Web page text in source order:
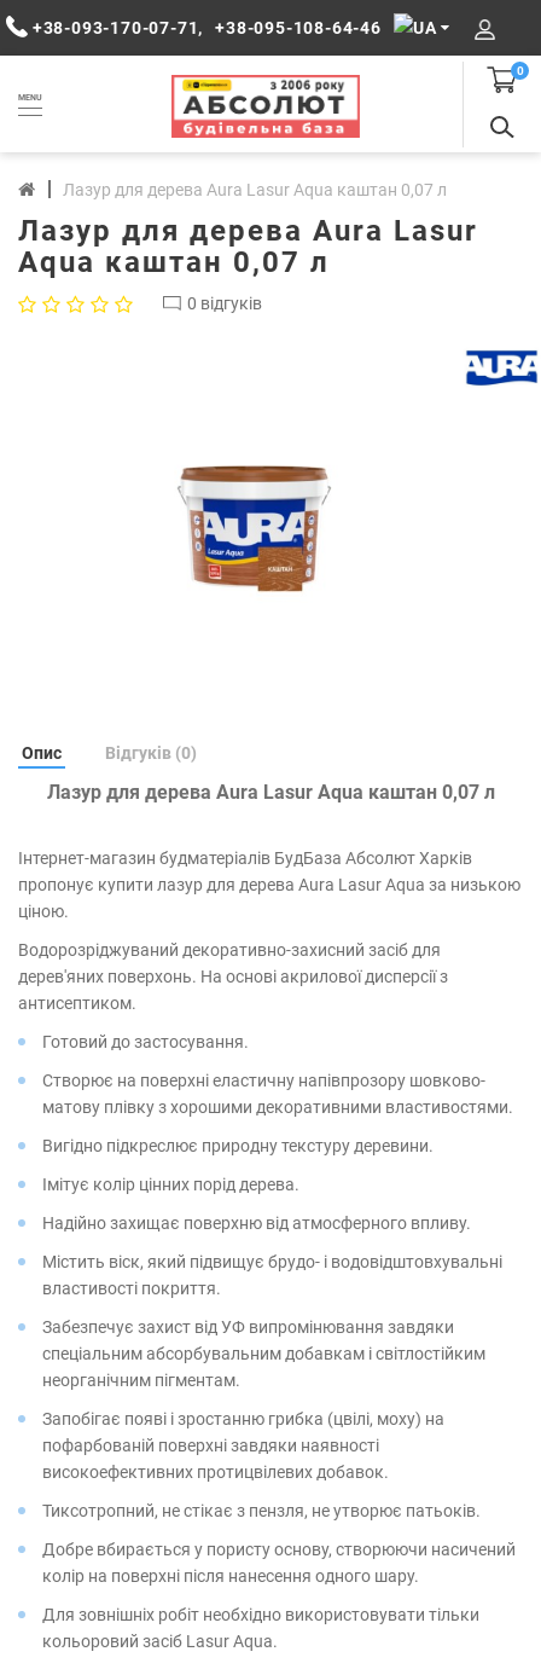
+38-093-170-07-71, +38-095-108-64-46
MENU
0
Лазур для дерева Aura Lasur Aqua каштан 0,07 л
Лазур для дерева Aura Lasur
Aqua каштан 0,07 л
0 відгуків
Опис Відгуків (0)
Лазур для дерева Aura Lasur Aqua каштан 0,07 л
Інтернет-магазин будматеріалів БудБаза Абсолют Харків
пропонує купити лазур для дерева Aura Lasur Aqua за низькою
ціною.
Водорозріджуваний декоративно-захисний засіб для
дерев'яних поверхонь. На основі акрилової дисперсії з
антисептиком.
Готовий до застосування.
Створює на поверхні еластичну напівпрозору шовково-
матову плівку з хорошими декоративними властивостями.
Вигідно підкреслює природну текстуру деревини.
Імітує колір цінних порід дерева.
Надійно захищає поверхню від атмосферного впливу.
Містить віск, який підвищує брудо- і водовідштовхувальні
властивості покриття.
Забезпечує захист від УФ випромінювання завдяки
спеціальним абсорбувальним добавкам і світлостійким
неорганічним пігментам.
Запобігає появі і зростанню грибка (цвілі, моху) на
пофарбованій поверхні завдяки наявності
високоефективних протицвілевих добавок.
Тиксотропний, не стікає з пензля, не утворює патьоків.
Добре вбирається у пористу основу, створюючи насичений
колір на поверхні після нанесення одного шару.
Для зовнішніх робіт необхідно використовувати тільки
кольоровий засіб Lasur Aqua.